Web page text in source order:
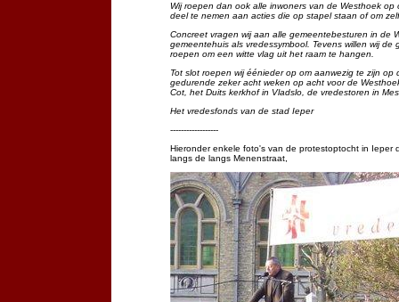
Wij roepen dan ook alle inwoners van de Westhoek
deel te nemen aan acties die op stapel staan of om
Concreet vragen wij aan alle gemeentebesturen in de
gemeentehuis als vredessymbool. Tevens willen wij
roepen om een witte vlag uit het raam te hangen.
Tot slot roepen wij éénieder op om aanwezig te zijn
gedurende zeker acht weken op acht voor de
Cot, het Duits kerkhof in Vladslo, de vredestoren in
Het vredesfonds van de stad Ieper
------------------
Hieronder enkele foto's van de protestoptocht in Ieper
langs de langs Menenstraat,